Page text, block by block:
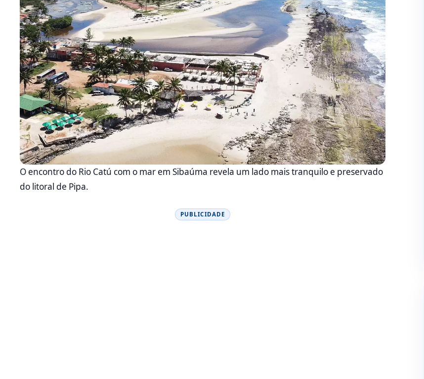
O encontro do Rio Catú com o mar em Sibaúma revela um lado mais tranquilo e preservado
do litoral de Pipa.
PUBLICIDADE